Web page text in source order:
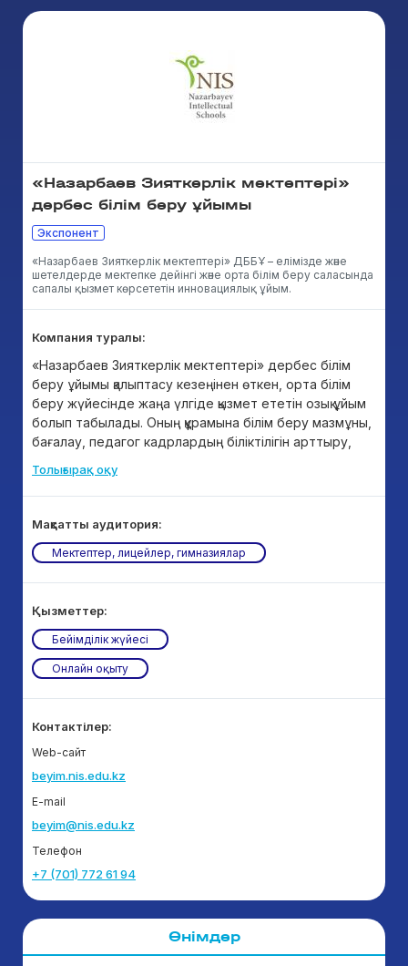
«Назарбаев Зияткерлік мектептері»
дербес білім беру ұйымы
Экспонент
«Назарбаев Зияткерлік мектептері» ДББҰ – елімізде және
шетелдерде мектепке дейінгі және орта білім беру саласында
сапалы қызмет көрсететін инновациялық ұйым.
Компания туралы:
«Назарбаев Зияткерлік мектептері» дербес білім
беру ұйымы қалыптасу кезеңінен өткен, орта білім
беру жүйесінде жаңа үлгіде қызмет ететін озық ұйым
болып табылады. Оның құрамына білім беру мазмұны,
бағалау, педагог кадрлардың біліктілігін арттыру,
дамыту және құрылыс мәселелерімен айналысатын
филиалдар мен еншілес ұйымдар кіреді.
Толығырақ оқу
Мақсатты аудитория:
Мектептер, лицейлер, гимназиялар
Қызметтер:
Бейімділік жүйесі
Онлайн оқыту
Контактілер:
Web-сайт
beyim.nis.edu.kz
E-mail
beyim@nis.edu.kz
Телефон
+7 (701) 772 61 94
Өнімдер